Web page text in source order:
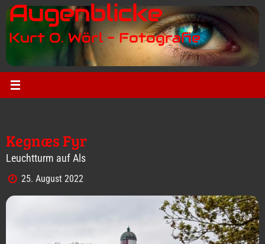
Zum
Inhalt
springen
Augenblicke
Kurt O. Wörl - Fotografie
Kegnæs Fyr
Leuchtturm auf Als
25. August 2022